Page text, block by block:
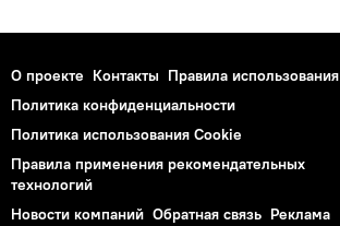
О проекте Контакты Правила использования
Политика конфиденциальности
Политика использования Cookie
Правила применения рекомендательных
технологий
Новости компаний Обратная связь Реклама